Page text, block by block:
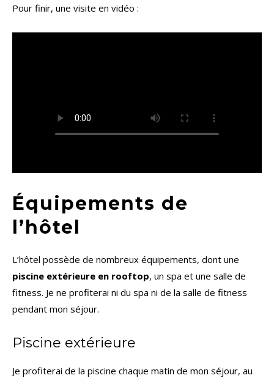
Pour finir, une visite en vidéo :
Équipements de
l’hôtel
L’hôtel possède de nombreux équipements, dont une
piscine extérieure en rooftop, un spa et une salle de
fitness. Je ne profiterai ni du spa ni de la salle de fitness
pendant mon séjour.
Piscine extérieure
Je profiterai de la piscine chaque matin de mon séjour, au